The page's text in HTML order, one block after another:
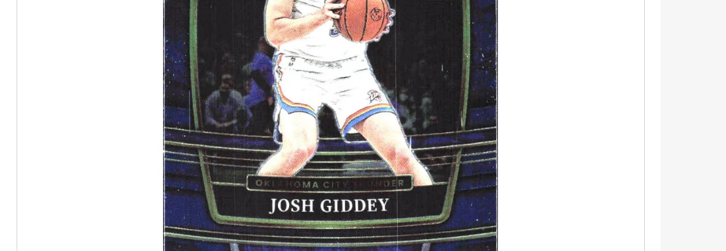
2024-25 PANINI HAUNTED HOOPS PACK
ULTRA PRO PLATINUM - 1 KS
7 Kč